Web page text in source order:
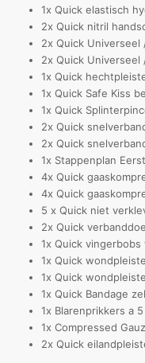
1x Quick elastisch
2x Quick nitril
2x Quick Universeel
2x Quick Universeel
1x Quick
1x Quick Safe Kiss
1x Quick
2x Quick
2x Quick
1x Stappenplan
4x Quick
4x Quick
5 x Quick niet
2x Quick
1x Quick
1x Quick
1x Quick
1x Quick Bandage
1x Blarenprikkers a
1x Compressed
2x Quick